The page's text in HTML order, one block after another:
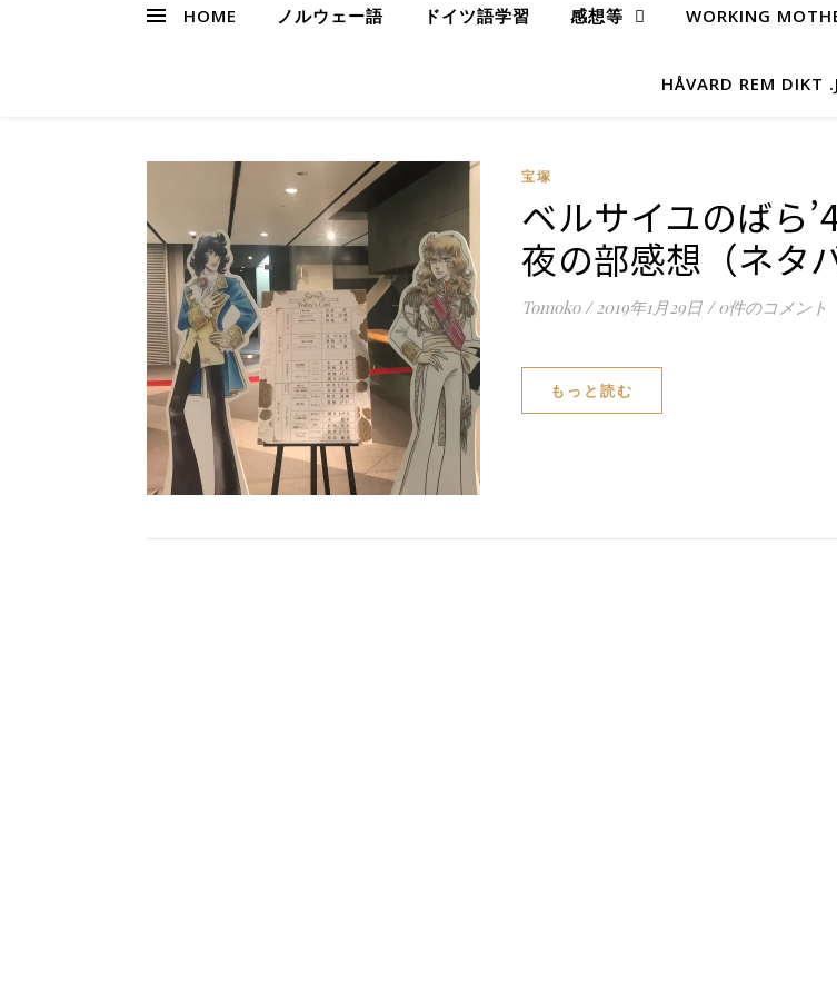
HOME ノルウェー語 ドイツ語学習 感想等 WORKING
HÅVARD REM DIKT
宝塚
ベルサイユのばら
夜の部感想（ネタ
Tomoko / 2019年1月29日 / 0件のコメント
もっと読む